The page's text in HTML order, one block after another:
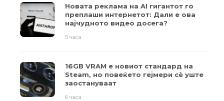
Новата реклама на AI гигантот го
преплаши интернетот: Дали е ова
најчудното видео досега?
5 часа
16GB VRAM е новиот стандард на
Steam, но повеќето гејмери ​​сè уште
заостануваат
6 часа